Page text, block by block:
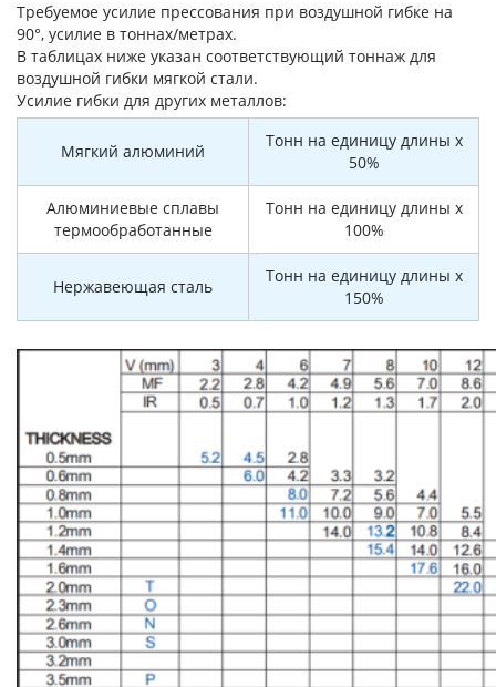
Требуемое усилие прессования при воздушной гибке на
90°, усилие в тоннах/метрах.
В таблицах ниже указан соответствующий тоннаж для
воздушной гибки мягкой стали.
Усилие гибки для других металлов:
Мягкий алюминий
Тонн на единицу длины x
50%
Алюминиевые сплавы
термообработанные
Тонн на единицу длины x
100%
Нержавеющая сталь
Тонн на единицу длины x
150%